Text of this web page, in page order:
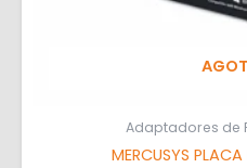
Adaptadores de
MERCUSYS